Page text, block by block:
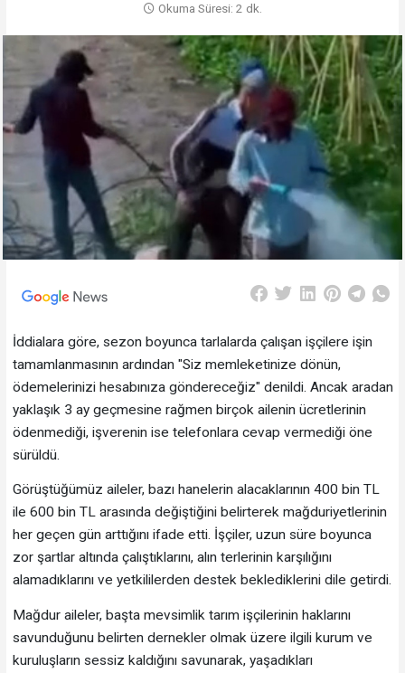
Okuma Süresi: 2 dk.
İddialara göre, sezon boyunca tarlalarda çalışan işçilere işin
tamamlanmasının ardından "Siz memleketinize dönün,
ödemelerinizi hesabınıza göndereceğiz" denildi. Ancak aradan
yaklaşık 3 ay geçmesine rağmen birçok ailenin ücretlerinin
ödenmediği, işverenin ise telefonlara cevap vermediği öne
sürüldü.
Görüştüğümüz aileler, bazı hanelerin alacaklarının 400 bin TL
ile 600 bin TL arasında değiştiğini belirterek mağduriyetlerinin
her geçen gün arttığını ifade etti. İşçiler, uzun süre boyunca
zor şartlar altında çalıştıklarını, alın terlerinin karşılığını
alamadıklarını ve yetkililerden destek beklediklerini dile getirdi.
Mağdur aileler, başta mevsimlik tarım işçilerinin haklarını
savunduğunu belirten dernekler olmak üzere ilgili kurum ve
kuruluşların sessiz kaldığını savunarak, yaşadıkları